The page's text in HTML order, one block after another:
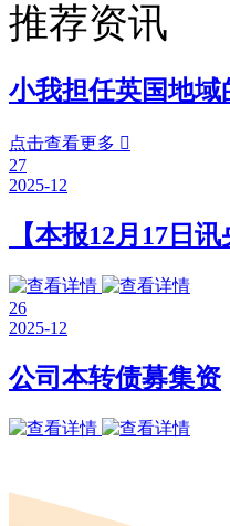
推荐资讯
小我担任英国地域
点击查看更多 
27
2025-12
【本报12月17日讯
26
2025-12
公司本转债募集资